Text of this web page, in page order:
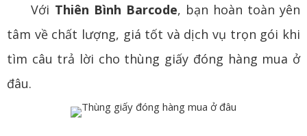
Với Thiên Bình Barcode, bạn hoàn toàn yên
tâm về chất lượng, giá tốt và dịch vụ trọn gói khi
tìm câu trả lời cho thùng giấy đóng hàng mua ở
đâu.